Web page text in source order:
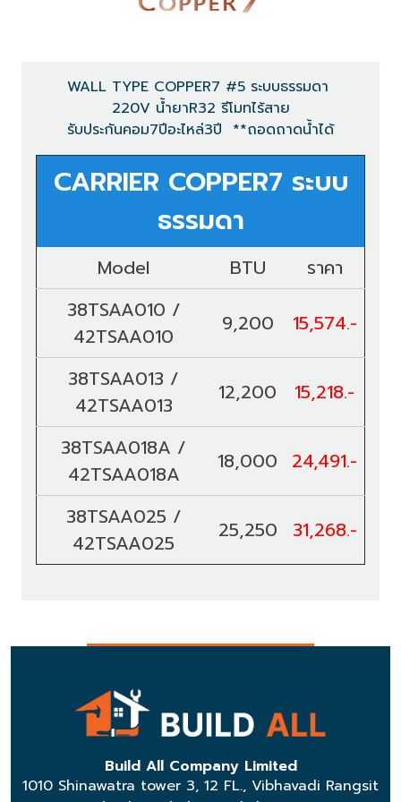
WALL TYPE COPPER7 #5 ระบบธรรมดา
220V น้ำยาR32 รีโมทไร้สาย
รับประกันคอม7ปีอะไหล่3ปี **ถอดถาดน้ำได้
CARRIER COPPER7 ระบบ
ธรรมดา
Model BTU
ราคา
38TSAA010 /
42TSAA010
9,200 15,574.-
38TSAA013 /
42TSAA013
12,200 15,218.-
38TSAA018A /
42TSAA018A
18,000 24,491.-
38TSAA025 /
42TSAA025
25,250 31,268.-
Build All Company Limited
1010 Shinawatra tower 3, 12 FL., Vibhavadi Rangsit